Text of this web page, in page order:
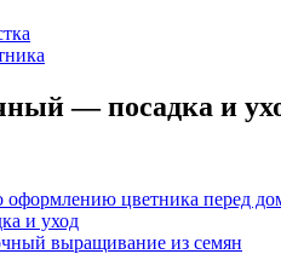
— посадка и
оформлению цветника перед
и уход
выращивание из семян